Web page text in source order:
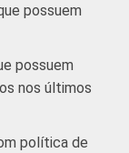
ter
H, I, J, L, M,
novembro
possuem
possuem
nos últimos
política de